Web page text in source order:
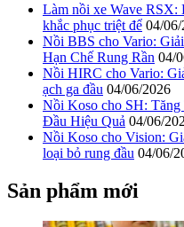
Làm nồi xe Wave RSX:
khắc phục triệt để 04/
Nồi BBS cho Vario:
Hạn Chế Rung Rần 04/
Nồi HIRC cho Vario:
ạch ga đầu 04/06/2026
Nồi Koso cho SH:
Đầu Hiệu Quả 04/06/
Nồi Koso cho Vision:
loại bỏ rung đầu 04/06/
Sản phẩm mới